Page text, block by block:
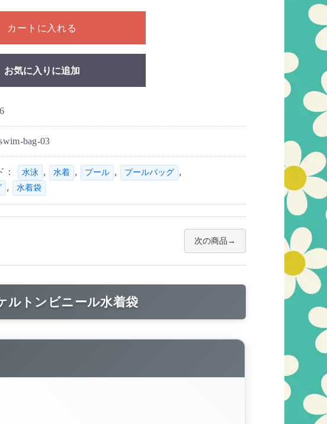
入力してください
カートに入れる
お気に入りに追加
bag-03
： 水泳 , 水着 , プール , プールバッグ ,
, 水着袋
次の商品
ルトンビニール水着袋